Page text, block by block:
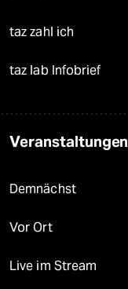
taz zahl ich
taz lab Infobrief
Veranstaltungen
Demnächst
Vor Ort
Live im Stream